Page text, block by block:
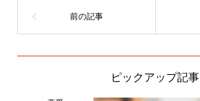
ピックアップ記事